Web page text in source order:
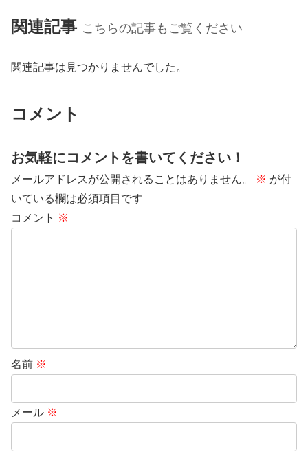
関連記事 こちらの記事もご覧ください
関連記事は見つかりませんでした。
コメント
お気軽にコメントを書いてください！
メールアドレスが公開されることはありません。 ※ が付
いている欄は必須項目です
コメント ※
名前 ※
メール ※